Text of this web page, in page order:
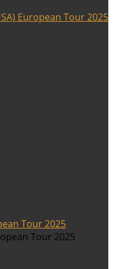
European Tour 2025
Tour 2025